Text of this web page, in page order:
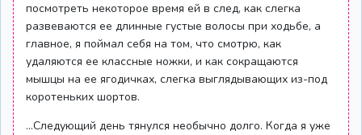
посмотреть некоторое время ей в след, как слегка
развеваются ее длинные густые волосы при ходьбе, а
главное, я поймал себя на том, что смотрю, как
удаляются ее классные ножки, и как сокращаются
мышцы на ее ягодичках, слегка выглядывающих из-под
коротеньких шортов.
...Следующий день тянулся необычно долго. Когда я уже